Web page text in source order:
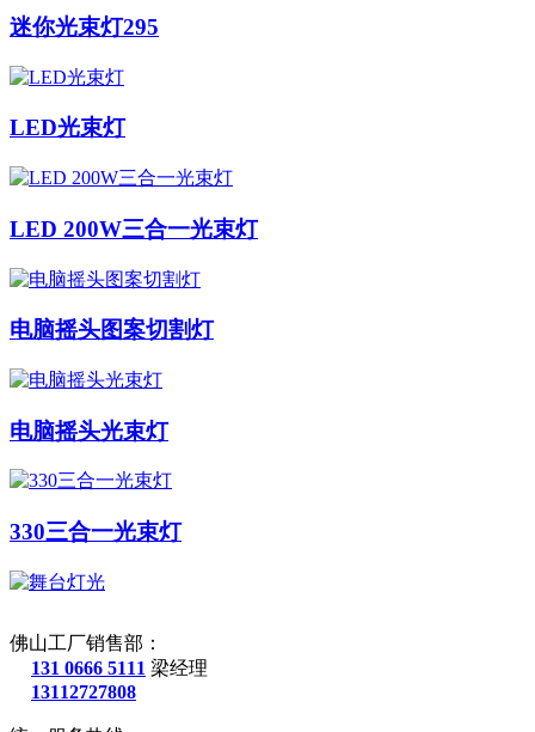
迷你光束灯295
LED光束灯
LED 200W三合一光束灯
电脑摇头图案切割灯
电脑摇头光束灯
330三合一光束灯
佛山工厂销售部：
131 0666 5111 梁经理
13112727808